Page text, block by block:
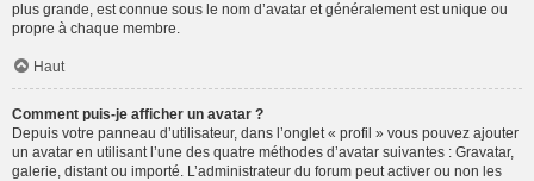
plus grande, est connue sous le nom d’avatar et généralement est unique ou
propre à chaque membre.
Haut
Comment puis-je afficher un avatar ?
Depuis votre panneau d’utilisateur, dans l’onglet « profil » vous pouvez ajouter
un avatar en utilisant l’une des quatre méthodes d’avatar suivantes : Gravatar,
galerie, distant ou importé. L’administrateur du forum peut activer ou non les